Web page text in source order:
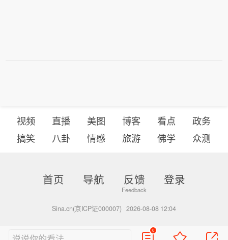
视频 直播 美图 博客 看点
政务
搞笑
八卦 情感 旅游 佛学 众测
首页 导航 反馈 登录
Sina.cn(京ICP证000007) 2026-08-08 12:04
0